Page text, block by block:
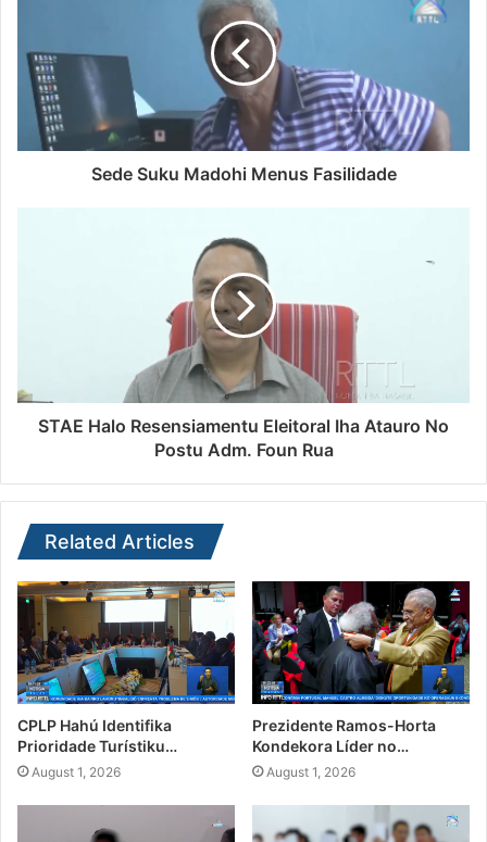
Sede Suku Madohi Menus Fasilidade
STAE Halo Resensiamentu Eleitoral Iha Atauro No
Postu Adm. Foun Rua
Related Articles
CPLP Hahú Identifika
Prioridade Turístiku…
August 1, 2026
Prezidente Ramos-Horta
Kondekora Líder no…
August 1, 2026